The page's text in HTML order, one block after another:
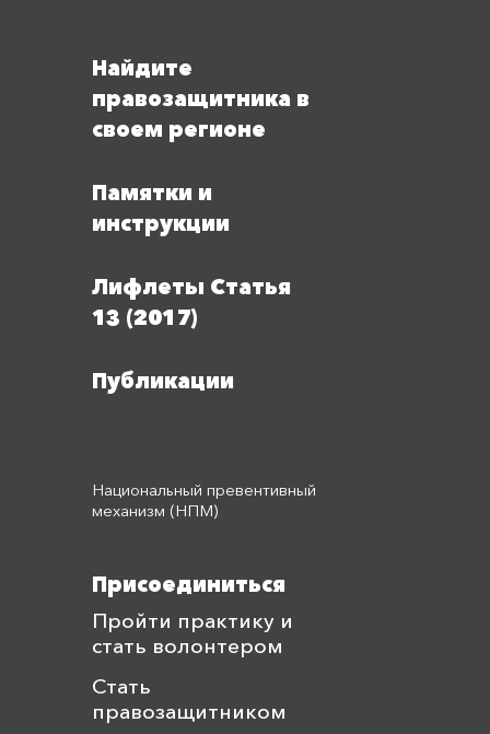
Найдите
правозащитника в
своем регионе
Памятки и
инструкции
Лифлеты Статья
13 (2017)
Публикации
Национальный превентивный
механизм (НПМ)
Присоединиться
Пройти практику и
стать волонтером
Стать
правозащитником